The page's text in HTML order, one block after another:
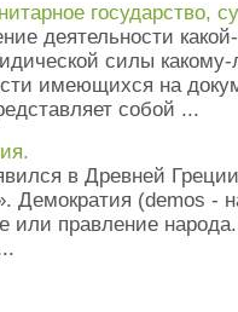
государство,
деятельности
силы
имеющихся на
собой ...
в Древней
Демократия (demos -
или правление